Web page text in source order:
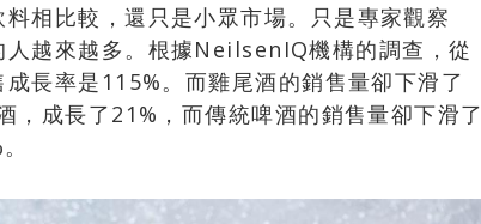
相比較，還只是小眾市場。只是專家觀察
越來越多。根據NeilsenIQ機構的調查，從
長率是115%。而雞尾酒的銷售量卻下滑了
，成長了21%，而傳統啤酒的銷售量卻下滑了